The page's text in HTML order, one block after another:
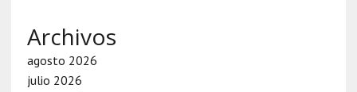
Archivos
agosto 2026
julio 2026